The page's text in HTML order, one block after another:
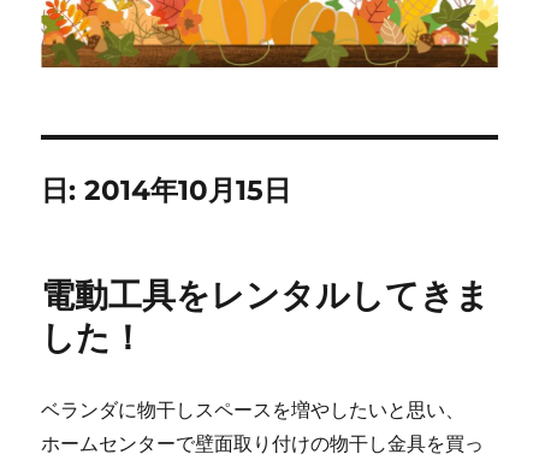
日:2014年10月15日
電動工具をレンタルしてきま
した！
ベランダに物干しスペースを増やしたいと思い、
ホームセンターで壁面取り付けの物干し金具を買っ